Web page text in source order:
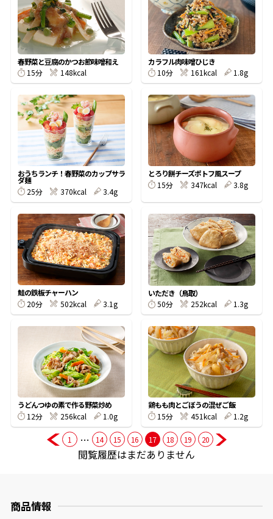
『踊り節』
鰹節屋の
だしパック
商品情報一覧
おすすめサイト
新鮮一番
氷熟®︎
だしパック
春野菜と豆腐のかつお節味噌和え
15分
148kcal
カラフル肉味噌ひじき
10分
161kcal 1.8g
おうちランチ！春野菜のカップサラ
ダ麺
25分
370kcal 3.4g
とろり餅チーズポトフ風スープ
15分
347kcal 3.8g
鮭の鉄板チャーハン
20分
502kcal 3.1g
いただき（鳥取）
50分
252kcal 1.3g
うどんつゆの素で作る野菜炒め
12分
256kcal 1.0g
鶏もも肉とごぼうの混ぜご飯
15分
451kcal 1.2g
1 … 14 15 16 17 18 19 20
閲覧履歴はまだありません
商品情報